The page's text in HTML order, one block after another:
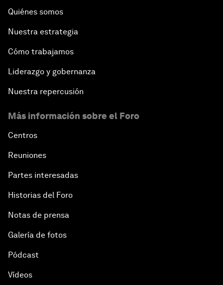
Quiénes somos
Nuestra estrategia
Cómo trabajamos
Liderazgo y gobernanza
Nuestra repercusión
Más información sobre el Foro
Centros
Reuniones
Partes interesadas
Historias del Foro
Notas de prensa
Galería de fotos
Pódcast
Vídeos